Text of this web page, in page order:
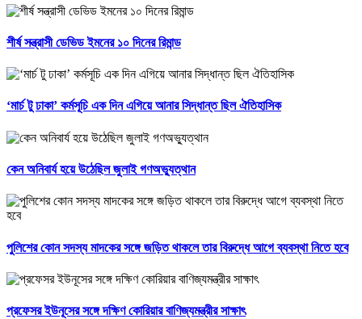
শীর্ষ সন্ত্রাসী ডেভিড ইমনের ১০ দিনের রিমান্ড
‘মার্চ টু ঢাকা’ কর্মসূচি এক দিন এগিয়ে আনার সিদ্ধান্ত ছিল ঐতিহাসিক
কেন অনিবার্য হয়ে উঠেছিল জুলাই গণঅভ্যুত্থান
পুলিশের কোন সদস্য মাদকের সঙ্গে জড়িত থাকলে তার বিরুদ্ধে আগে ব্যবস্থা নিতে হবে
প্রফেসর ইউনূসের সঙ্গে দক্ষিণ কোরিয়ার বাণিজ্যমন্ত্রীর সাক্ষাৎ